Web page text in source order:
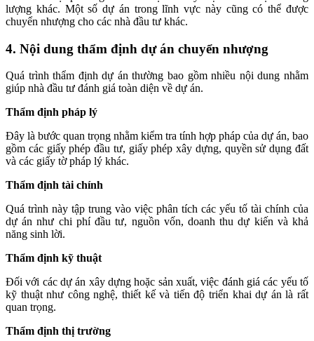
lượng khác. Một số dự án trong lĩnh vực này cũng có thể được
chuyển nhượng cho các nhà đầu tư khác.
4. Nội dung thẩm định dự án chuyển nhượng
Quá trình thẩm định dự án thường bao gồm nhiều nội dung nhằm
giúp nhà đầu tư đánh giá toàn diện về dự án.
Thẩm định pháp lý
Đây là bước quan trọng nhằm kiểm tra tính hợp pháp của dự án, bao
gồm các giấy phép đầu tư, giấy phép xây dựng, quyền sử dụng đất
và các giấy tờ pháp lý khác.
Thẩm định tài chính
Quá trình này tập trung vào việc phân tích các yếu tố tài chính của
dự án như chi phí đầu tư, nguồn vốn, doanh thu dự kiến và khả
năng sinh lời.
Thẩm định kỹ thuật
Đối với các dự án xây dựng hoặc sản xuất, việc đánh giá các yếu tố
kỹ thuật như công nghệ, thiết kế và tiến độ triển khai dự án là rất
quan trọng.
Thẩm định thị trường